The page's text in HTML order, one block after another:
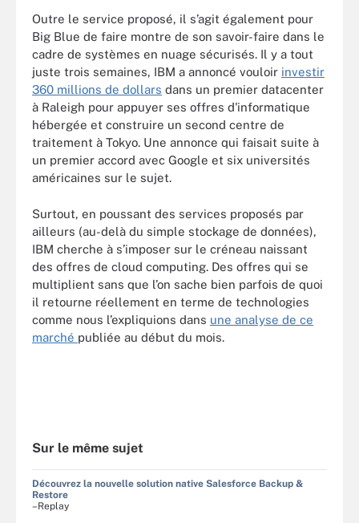
Outre le service proposé, il s’agit également pour
Big Blue de faire montre de son savoir-faire dans le
cadre de systèmes en nuage sécurisés. Il y a tout
juste trois semaines, IBM a annoncé vouloir investir
360 millions de dollars dans un premier datacenter
à Raleigh pour appuyer ses offres d'informatique
hébergée et construire un second centre de
traitement à Tokyo. Une annonce qui faisait suite à
un premier accord avec Google et six universités
américaines sur le sujet.
Surtout, en poussant des services proposés par
ailleurs (au-delà du simple stockage de données),
IBM cherche à s’imposer sur le créneau naissant
des offres de cloud computing. Des offres qui se
multiplient sans que l’on sache bien parfois de quoi
il retourne réellement en terme de technologies
comme nous l’expliquions dans une analyse de ce
marché publiée au début du mois.
Sur le même sujet
Découvrez la nouvelle solution native Salesforce Backup &
Restore
–Replay